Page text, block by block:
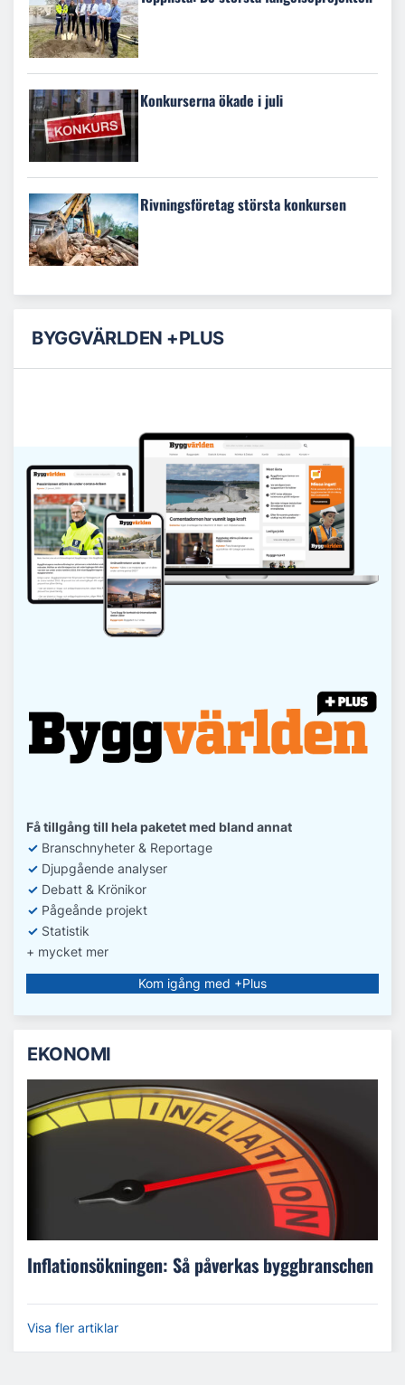
Konkurserna ökade i juli
Rivningsföretag största konkursen
BYGGVÄRLDEN +PLUS
Få tillgång till hela paketet med bland annat
✓ Branschnyheter & Reportage
✓ Djupgående analyser
✓ Debatt & Krönikor
✓ Pågeånde projekt
✓ Statistik
+ mycket mer
Kom igång med +Plus
EKONOMI
Inflationsökningen: Så påverkas byggbranschen
Visa fler artiklar